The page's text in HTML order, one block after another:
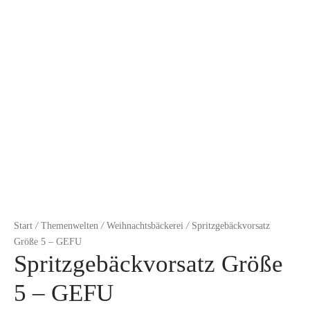
Start / Themenwelten / Weihnachtsbäckerei /Spritzgebäckvorsatz
Größe 5 – GEFU
Spritzgebäckvorsatz Größe
5 – GEFU